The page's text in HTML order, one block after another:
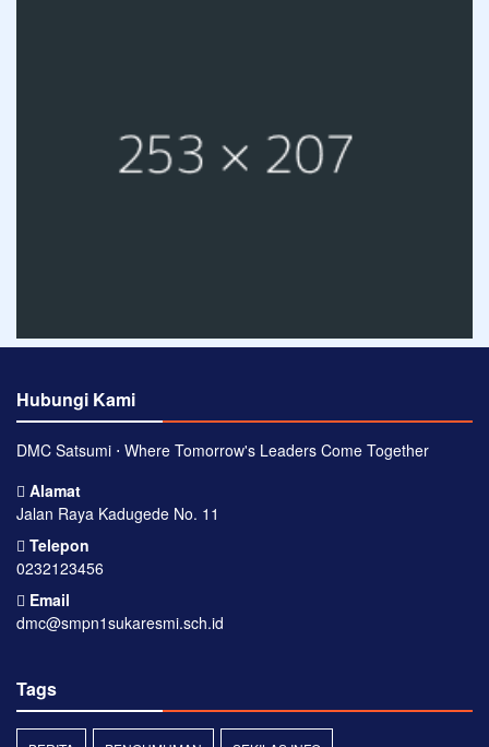
Hubungi Kami
DMC Satsumi ⋅ Where Tomorrow's Leaders Come Together
Alamat
Jalan Raya Kadugede No. 11
Telepon
0232123456
Email
dmc@smpn1sukaresmi.sch.id
Tags